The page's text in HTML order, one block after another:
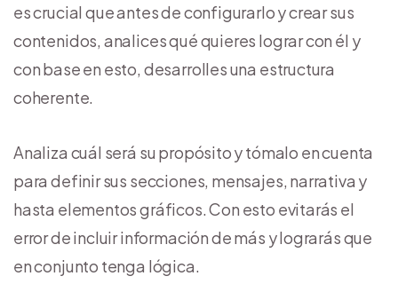
es crucial que antes de configurarlo y crear sus
contenidos, analices qué quieres lograr con él y
con base en esto, desarrolles una estructura
coherente.
Analiza cuál será su propósito y tómalo en cuenta
para definir sus secciones, mensajes, narrativa y
hasta elementos gráficos. Con esto evitarás el
error de incluir información de más y lograrás que
en conjunto tenga lógica.